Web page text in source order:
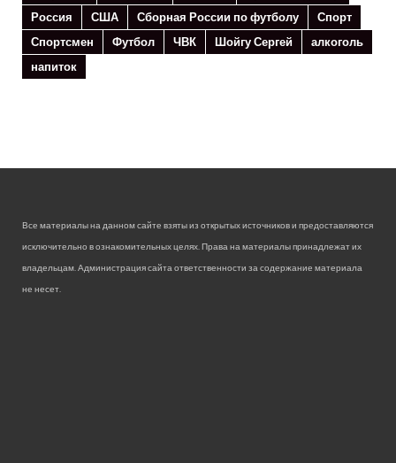
Россия
США Сборная России по футболу
Спорт
Спортсмен
Футбол ЧВК Шойгу Сергей
алкоголь
напиток
Все материалы на данном сайте взяты из открытых источников и предоставляются
исключительно в ознакомительных целях. Права на материалы принадлежат их
владельцам. Администрация сайта ответственности за содержание материала
не несет.